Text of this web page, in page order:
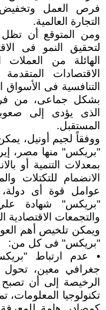
فرص العمل وتخفيض
التجارة العالمية.
ومن المتوقع أن
لتحقيق النمو فى
الهائلة من العملات
الاقتصادات
التنافسية فى الأسواق
بشكل جماعى، من فرض
الذى يؤدى إلى
المستقبل.
"بريكس" منها مصر،
بمعدلات التنمية أو
الانضمام للتكتلات
عوامل قوة أى
"بريكس" شهادة علي
والتجمعات الاقتصادية
ويمكن تلخيص أهم
"بريكس" فى كل من:
• عدم ارتباط
جغرافي معين، تحول
الرخيصة إلى أن
تكنولوجيا المعلومات،